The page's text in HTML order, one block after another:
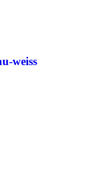
weiss